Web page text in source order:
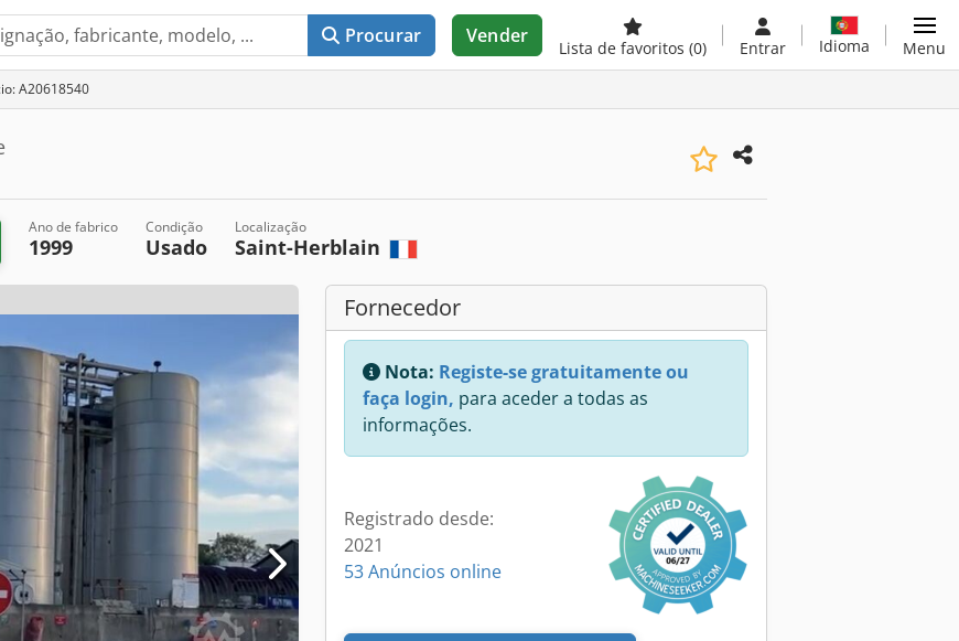
Procurar Vender
Lista de favoritos (0) Entrar Idioma Menu
A20618540
Ano de fabrico
1999
Condição
Usado
Localização
Saint-Herblain
Fornecedor
Nota: Registe-se gratuitamente ou
faça login, para aceder a todas as
informações.
Registrado desde:
2021
53 Anúncios online